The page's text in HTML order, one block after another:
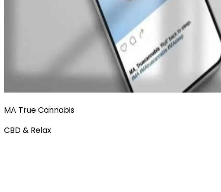
MA True Cannabis
CBD & Relax